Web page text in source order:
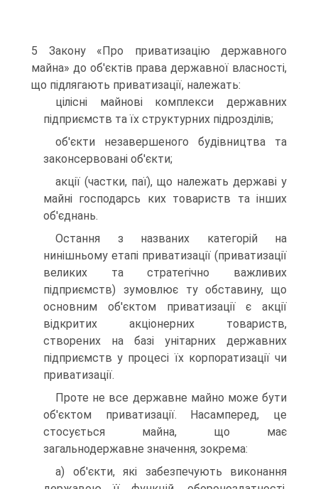
5 Закону «Про приватизацію державного
майна» до об'єктів права державної власності,
що підлягають приватизації, належать:
цілісні майнові комплекси державних
підприємств та їх структурних підрозділів;
об'єкти незавершеного будівництва та
законсервовані об'єкти;
акції (частки, паї), що належать державі у
майні господарсь ких товариств та інших
об'єднань.
Остання з названих категорій на
нинішньому етапі приватизації (приватизації
великих та стратегічно важливих
підприємств) зумовлює ту обставину, що
основним об'єктом приватизації є акції
відкритих акціонерних товариств,
створених на базі унітарних державних
підприємств у процесі їх корпоратизації чи
приватизації.
Проте не все державне майно може бути
об'єктом приватизації. Насамперед, це
стосується майна, що має
загальнодержавне значення, зокрема:
а) об'єкти, які забезпечують виконання